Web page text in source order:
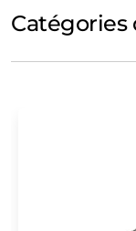
Catégories